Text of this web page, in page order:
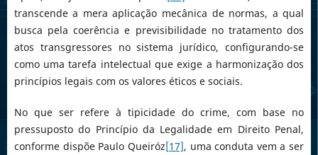
transcende a mera aplicação mecânica de normas, a qual
busca pela coerência e previsibilidade no tratamento dos
atos transgressores no sistema jurídico, configurando-se
como uma tarefa intelectual que exige a harmonização dos
princípios legais com os valores éticos e sociais.
No que ser refere à tipicidade do crime, com base no
pressuposto do Princípio da Legalidade em Direito Penal,
conforme dispõe Paulo Queiróz[17], uma conduta vem a ser